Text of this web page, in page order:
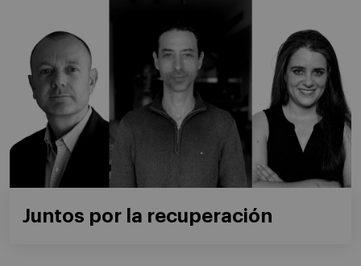
Juntos por la recuperación